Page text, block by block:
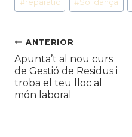
#reparatic #Solidança
Navegació
d'entrades
ANTERIOR
Apunta’t al nou curs
de Gestió de Residus i
troba el teu lloc al
món laboral